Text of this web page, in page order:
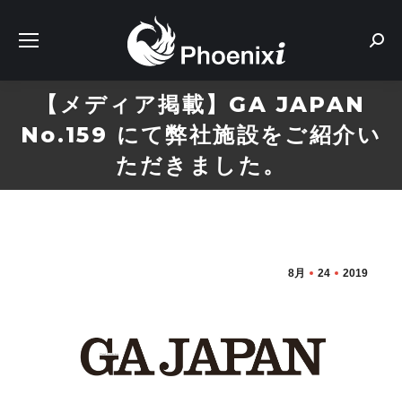
【メディア掲載】GA JAPAN
No.159 にて弊社施設をご紹介い
ただきました。
8月 24 2019